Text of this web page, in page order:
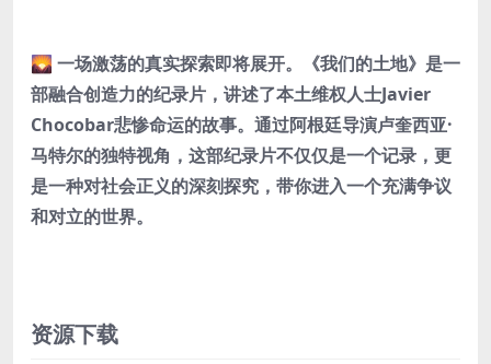
🌄 一场激荡的真实探索即将展开。《我们的土地》是一
部融合创造力的纪录片，讲述了本土维权人士Javier
Chocobar悲惨命运的故事。通过阿根廷导演卢奎西亚·
马特尔的独特视角，这部纪录片不仅仅是一个记录，更
是一种对社会正义的深刻探究，带你进入一个充满争议
和对立的世界。
资源下载